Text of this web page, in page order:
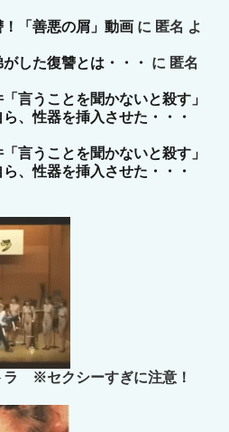
「善悪の屑」動画 に 匿名 よ
した復讐とは・・・
に 匿名
言うことを聞かないと殺す」
、性器を挿入させた・・・
言うことを聞かないと殺す」
、性器を挿入させた・・・
ラ ※セクシーすぎに注意！